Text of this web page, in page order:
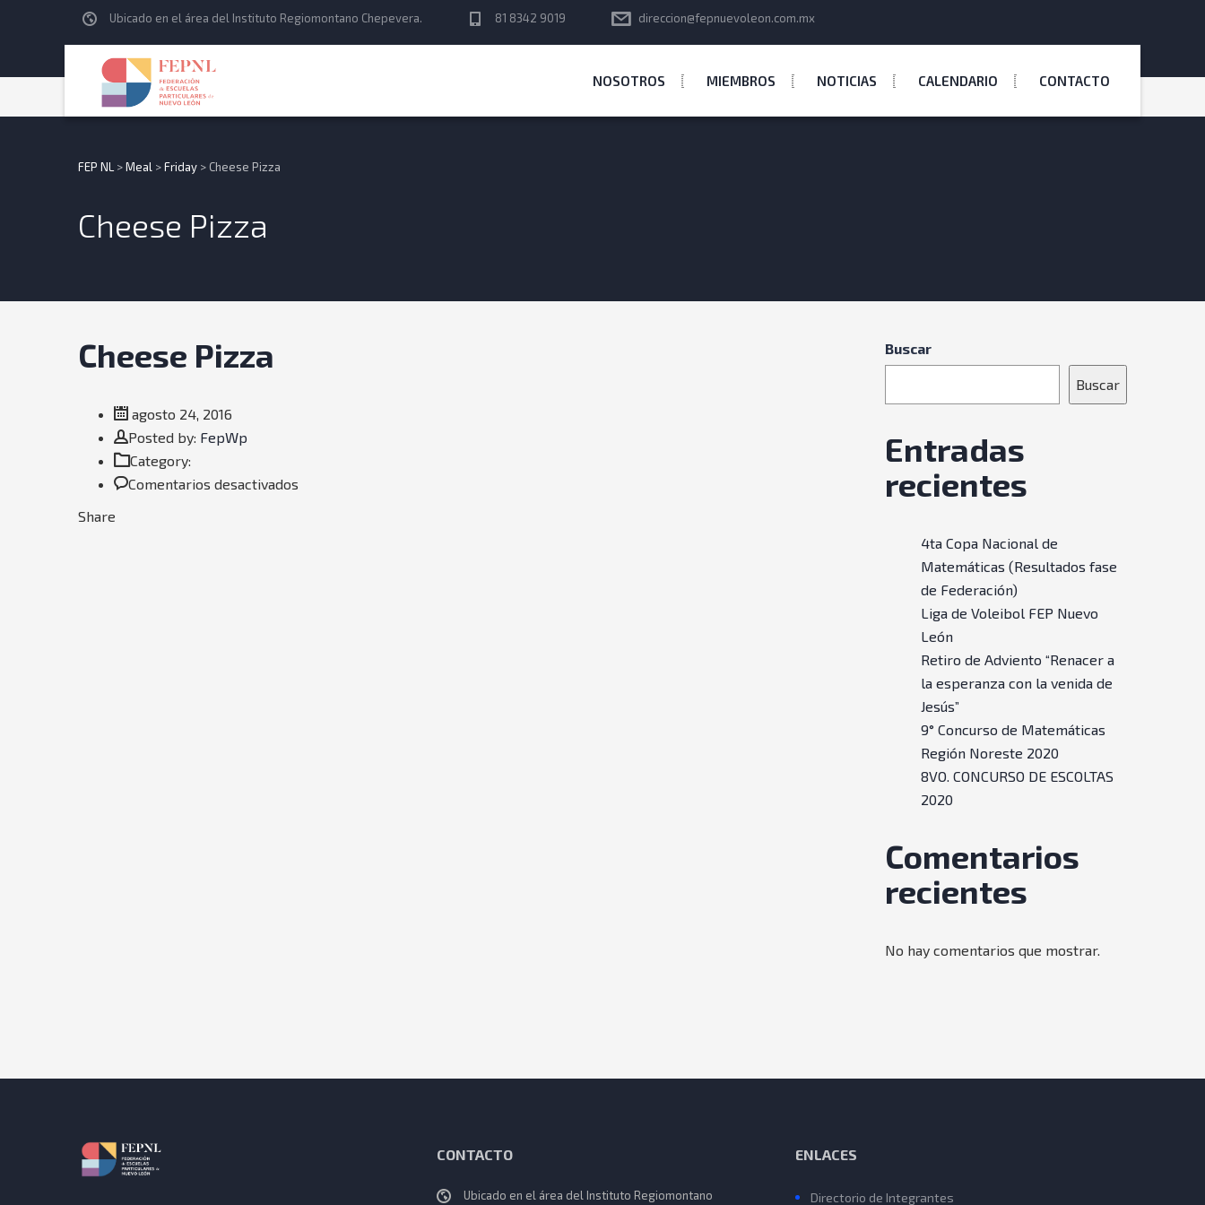
Ubicado en el área del Instituto Regiomontano Chepevera. 81 8342 9019 direccion@fepnuevoleon.com.mx
NOSOTROS MIEMBROS NOTICIAS CALENDARIO CONTACTO
FEP NL >Meal >Friday > Cheese Pizza
Cheese Pizza
Cheese Pizza
agosto 24, 2016
Posted by: Author
FepWp
Category:
Comentarios desactivados
Share
Buscar
Buscar
Entradas
recientes
4ta Copa Nacional de
Matemáticas (Resultados fase
de Federación)
Liga de Voleibol FEP Nuevo
León
Retiro de Adviento “Renacer a
la esperanza con la venida de
Jesús”
9° Concurso de Matemáticas
Región Noreste 2020
8VO. CONCURSO DE ESCOLTAS
2020
Comentarios
recientes
No hay comentarios que mostrar.
CONTACTO
Ubicado en el área del Instituto Regiomontano
ENLACES
Directorio de Integrantes